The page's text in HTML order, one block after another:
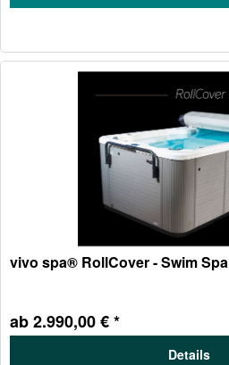
vivo spa® RollCover - Swim Spa
ab 2.990,00 € *
Details